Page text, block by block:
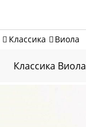
Классика Виола
Классика Виола